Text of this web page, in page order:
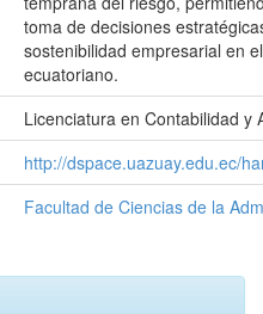
toma de decisiones
sostenibilidad empresarial en
ecuatoriano.
Licenciatura en Contabilidad y
http://dspace.uazuay.edu.ec/
Facultad de Ciencias de la